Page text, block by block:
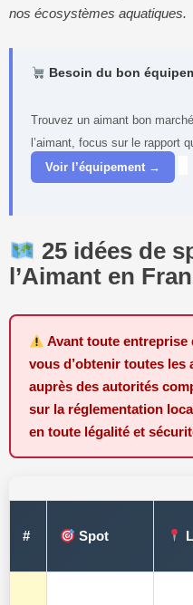
nos écosystèmes aquatiques.
Besoin du bon
Trouvez un aimant bon
l’aimant, focus sur le rapport
Voir l’équipement →
25 idées de
l’Aimant en
Avant toute entreprise
vous d’obtenir toutes
auprès des autorités
sur la réglementation
en toute légalité et
# Spot